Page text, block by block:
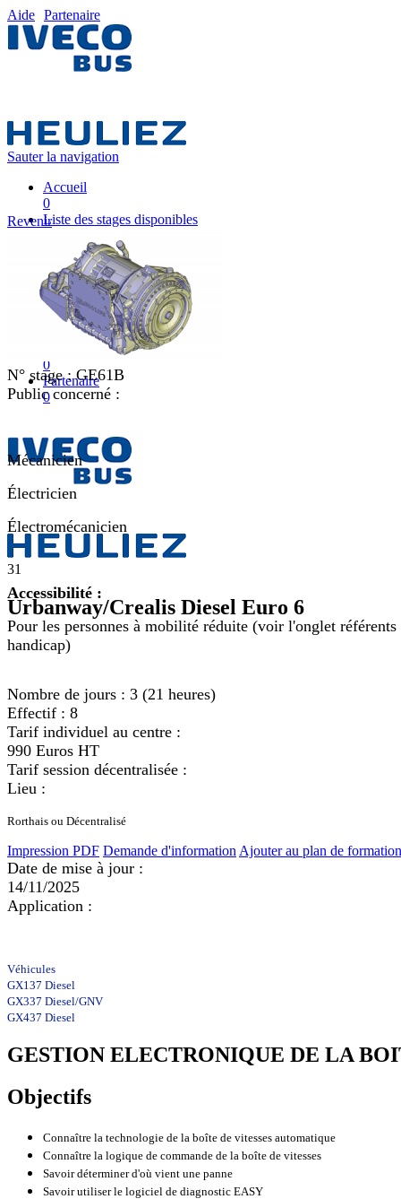
Aide Partenaire
Sauter la navigation
Accueil
0
Liste des stages disponibles
Liste des stages
0
Nos équipes pédagogiques
0
IVECO FRANCE
0
Mon plan de formation
0
Partenaire
0
31
Urbanway/Crealis Diesel Euro 6
Revenir
N° stage :GE61B
Public concerné :
Mécanicien
Électricien
Électromécanicien
Accessibilité :
Pour les personnes à mobilité réduite (voir l'onglet référents
handicap)
Nombre de jours : 3 (21 heures)
Effectif : 8
Tarif individuel au centre :
990 Euros HT
Tarif session décentralisée :
Lieu :
Rorthais ou Décentralisé
Impression PDF Demande d'information Ajouter au plan de formation
Date de mise à jour :
14/11/2025
Application :
Véhicules
GX137 Diesel
GX337 Diesel/GNV
GX437 Diesel
GESTION ELECTRONIQUE DE LA
Objectifs
Connaître la technologie de la boîte de vitesses automatique
Connaître la logique de commande de la boîte de vitesses
Savoir déterminer d'où vient une panne
Savoir utiliser le logiciel de diagnostic EASY